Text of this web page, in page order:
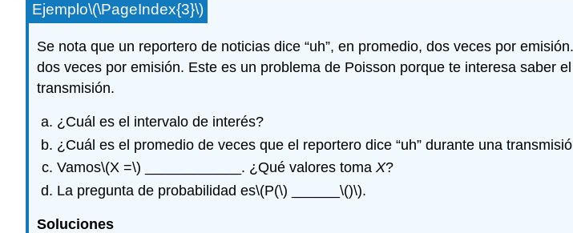
Ejemplo\(\PageIndex{3}\)
Se nota que un reportero de noticias dice “uh”, en promedio, dos veces por
dos veces por emisión. Este es un problema de Poisson porque te interesa saber
transmisión.
¿Cuál es el intervalo de interés?
¿Cuál es el promedio de veces que el reportero dice “uh” durante una
Vamos\(X =\) ____________. ¿Qué valores toma X?
La pregunta de probabilidad es\(P(\) \()\).
Soluciones